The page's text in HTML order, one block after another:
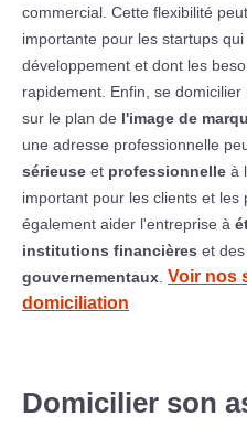
commercial. Cette flexibilité
importante pour les startups
développement et dont les
rapidement. Enfin, se
sur le plan de l'image de
une adresse professionnelle
sérieuse et professionnelle à
important pour les clients et
également aider l'entreprise à
institutions financières et des
gouvernementaux Voir nos
domiciliation
Domicilier son